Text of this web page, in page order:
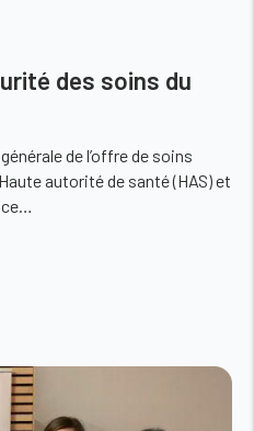
des soins du
de l’offre de soins
autorité de santé (HAS) et